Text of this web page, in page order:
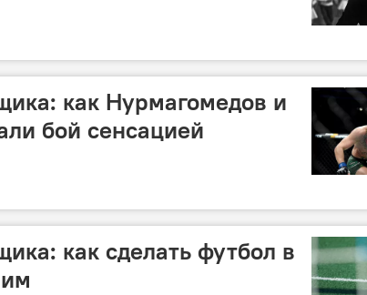
как Нурмагомедов и
бой сенсацией
как сделать футбол в